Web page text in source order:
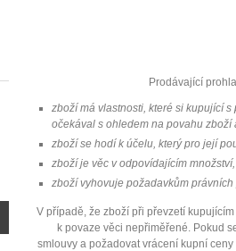
Prodávající
zboží má vlastnosti, které si kupující
očekával s ohledem na povahu
zboží se hodí k účelu, který pro její
zboží je věc v odpovídajícím
zboží vyhovuje požadavkům právních
V případě, že zboží při převzetí
k povaze věci nepřiměřené. Pokud
smlouvy a požadovat vrácení kupní